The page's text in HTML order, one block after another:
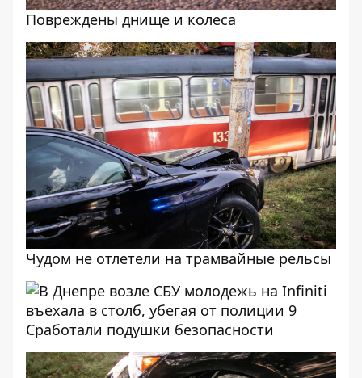
Повреждены днище и колеса
Чудом не отлетели на трамвайные рельсы
Сработали подушки безопасности